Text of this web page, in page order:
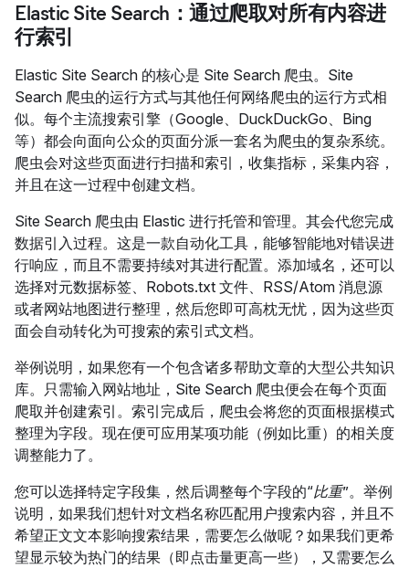
Elastic Site Search：通过爬取对所有内容进
行索引
Elastic Site Search 的核心是 Site Search 爬虫。Site
Search 爬虫的运行方式与其他任何网络爬虫的运行方式相
似。每个主流搜索引擎（Google、DuckDuckGo、Bing
等）都会向面向公众的页面分派一套名为爬虫的复杂系统。
爬虫会对这些页面进行扫描和索引，收集指标，采集内容，
并且在这一过程中创建文档。
Site Search 爬虫由 Elastic 进行托管和管理。其会代您完成
数据引入过程。这是一款自动化工具，能够智能地对错误进
行响应，而且不需要持续对其进行配置。添加域名，还可以
选择对元数据标签、Robots.txt 文件、RSS/Atom 消息源
或者网站地图进行整理，然后您即可高枕无忧，因为这些页
面会自动转化为可搜索的索引式文档。
举例说明，如果您有一个包含诸多帮助文章的大型公共知识
库。只需输入网站地址，Site Search 爬虫便会在每个页面
爬取并创建索引。索引完成后，爬虫会将您的页面根据模式
整理为字段。现在便可应用某项功能（例如比重）的相关度
调整能力了。
您可以选择特定字段集，然后调整每个字段的“比重”。举例
说明，如果我们想针对文档名称匹配用户搜索内容，并且不
希望正文文本影响搜索结果，需要怎么做呢？如果我们更希
望显示较为热门的结果（即点击量更高一些），又需要怎么